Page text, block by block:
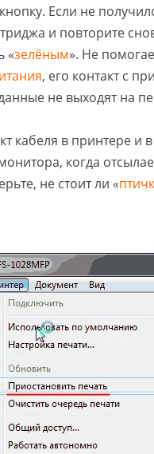
Если не
и повторите
«зелёным». Не
, его контакт с
не выходят на
кабеля в принтере и
когда
не стоит ли «